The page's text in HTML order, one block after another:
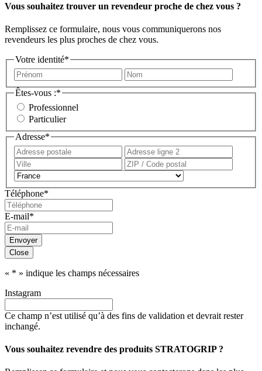
Vous souhaitez trouver un revendeur proche de chez vous ?
Remplissez ce formulaire, nous vous communiquerons nos
revendeurs les plus proches de chez vous.
Votre identité*
Prénom
Êtes-vous :*
Professionnel
Particulier
Adresse*
Adresse
postale
Ville
Téléphone*
E-mail*
Envoyer
Close
« * » indique les champs nécessaires
Instagram
Ce champ n’est utilisé qu’à des fins de validation et devrait rester
inchangé.
Vous souhaitez revendre des produits STRATOGRIP ?